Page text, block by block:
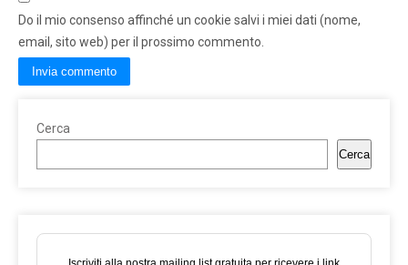
Do il mio consenso affinché un cookie salvi i miei dati (nome,
email, sito web) per il prossimo commento.
Cerca
Cerca